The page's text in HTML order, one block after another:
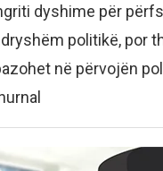
dyshime për
politikë, por
në përvojën